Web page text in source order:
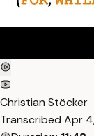
Christian Stöcker
Transcribed Apr